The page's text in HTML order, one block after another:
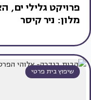
פרויקט גלילי ים,
מלון: ניר קיסר
שיפוץ בית פרטי